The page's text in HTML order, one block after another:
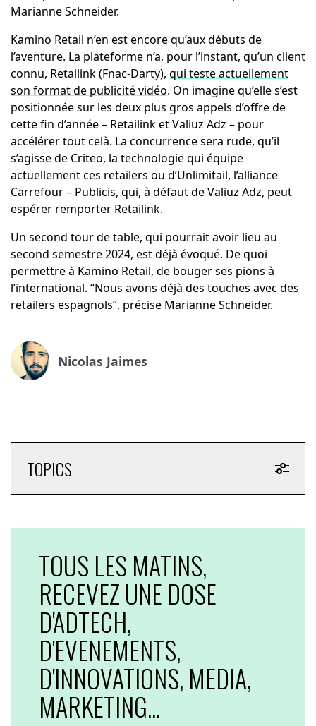
Marianne Schneider.
Kamino Retail n’en est encore qu’aux débuts de
l’aventure. La plateforme n’a, pour l’instant, qu’un client
connu, Retailink (Fnac-Darty), qui teste actuellement
son format de publicité vidéo. On imagine qu’elle s’est
positionnée sur les deux plus gros appels d’offre de
cette fin d’année – Retailink et Valiuz Adz – pour
accélérer tout celà. La concurrence sera rude, qu’il
s’agisse de Criteo, la technologie qui équipe
actuellement ces retailers ou d’Unlimitail, l’alliance
Carrefour – Publicis, qui, à défaut de Valiuz Adz, peut
espérer remporter Retailink.
Un second tour de table, qui pourrait avoir lieu au
second semestre 2024, est déjà évoqué. De quoi
permettre à Kamino Retail, de bouger ses pions à
l’international. “Nous avons déjà des touches avec des
retailers espagnols”, précise Marianne Schneider.
Nicolas Jaimes
TOPICS
TOUS LES MATINS,
RECEVEZ UNE DOSE
D'ADTECH,
D'EVENEMENTS,
D'INNOVATIONS, MEDIA,
MARKETING...